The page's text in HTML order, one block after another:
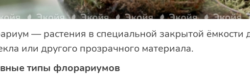
— растения в специальной закрытой ёмкости
или другого прозрачного материала.
типы флорариумов